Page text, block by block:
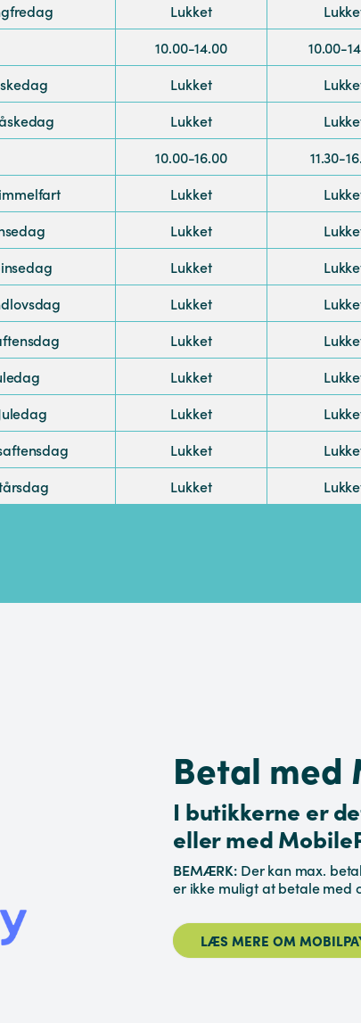
Lukket
10.00-14.00 10.00-
Lukket
Lukket
10.00-16.00 11.30-
Lukket
Lukket
Lukket
Lukket
Lukket
Lukket
Lukket
Lukket
Lukket
Betal med
I butikkerne er
eller med
BEMÆRK:Der kan max.
er ikke muligt at betale med
LÆS MERE OM